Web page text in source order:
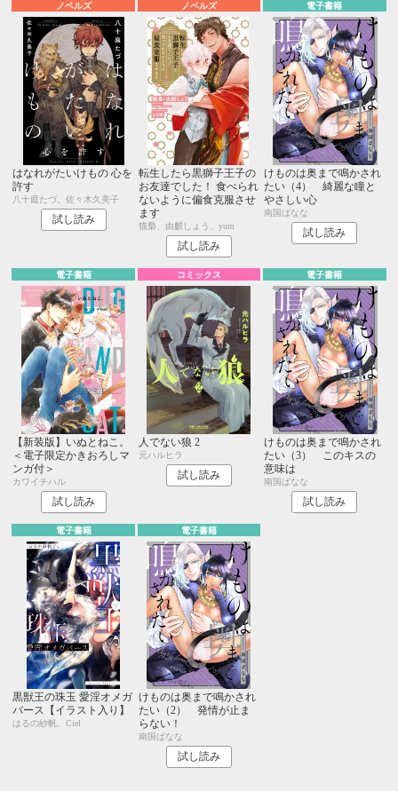
ノベルズ
はなれがたいけもの 心を
許す
八十庭たづ、佐々木久美子
試し読み
ノベルズ
転生したら黒獅子王子の
お友達でした！ 食べられ
ないように偏食克服させ
ます
猫梟、由麒しょう、yum
試し読み
電子書籍
けものは奥まで鳴かされ
たい（4） 綺麗な瞳と
やさしい心
南国ばなな
試し読み
電子書籍
【新装版】いぬとねこ。
＜電子限定かきおろしマ
ンガ付＞
カワイチハル
試し読み
コミックス
人でない狼 2
元ハルヒラ
試し読み
電子書籍
けものは奥まで鳴かされ
たい（3） このキスの
意味は
南国ばなな
試し読み
電子書籍
黒獣王の珠玉 愛淫オメガ
バース【イラスト入り】
はるの紗帆、Ciel
電子書籍
けものは奥まで鳴かされ
たい（2） 発情が止ま
らない！
南国ばなな
試し読み